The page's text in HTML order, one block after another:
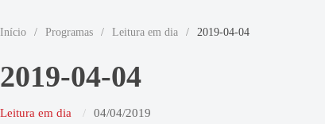
Início / Programas / Leitura em dia / 2019-04-04
2019-04-04
Leitura em dia 04/04/2019